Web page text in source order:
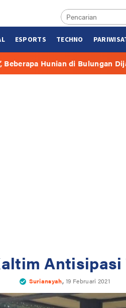
ESPORTS TECHNO
Bulungan Dijadikan Wadah
Suriansyah,19 Februari 2021